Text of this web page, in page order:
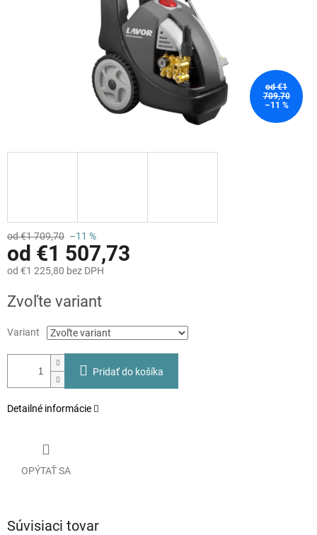
od €1
709,70
–11 %
od €1 709,70 –11 %
od €1 507,73
od €1 225,80 bez DPH
cena:
Zvoľte variant
Variant
Pridať do košíka
Detailné informácie
OPÝTAŤ SA
Súvisiaci tovar